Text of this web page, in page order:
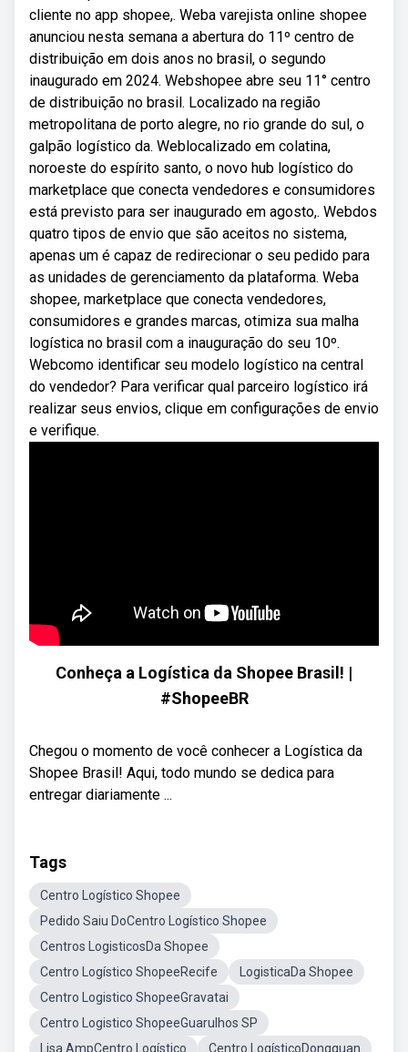
cliente no app shopee,. Weba varejista online shopee
anunciou nesta semana a abertura do 11º centro de
distribuição em dois anos no brasil, o segundo
inaugurado em 2024. Webshopee abre seu 11° centro
de distribuição no brasil. Localizado na região
metropolitana de porto alegre, no rio grande do sul, o
galpão logístico da. Weblocalizado em colatina,
noroeste do espírito santo, o novo hub logístico do
marketplace que conecta vendedores e consumidores
está previsto para ser inaugurado em agosto,. Webdos
quatro tipos de envio que são aceitos no sistema,
apenas um é capaz de redirecionar o seu pedido para
as unidades de gerenciamento da plataforma. Weba
shopee, marketplace que conecta vendedores,
consumidores e grandes marcas, otimiza sua malha
logística no brasil com a inauguração do seu 10º.
Webcomo identificar seu modelo logístico na central
do vendedor? Para verificar qual parceiro logístico irá
realizar seus envios, clique em configurações de envio
e verifique.
Conheça a Logística da Shopee Brasil! |
#ShopeeBR
Chegou o momento de você conhecer a Logística da
Shopee Brasil! Aqui, todo mundo se dedica para
entregar diariamente ...
Tags
Centro Logístico Shopee
Pedido Saiu DoCentro Logístico Shopee
Centros LogisticosDa Shopee
Centro Logístico ShopeeRecife
LogisticaDa Shopee
Centro Logistico ShopeeGravatai
Centro Logistico ShopeeGuarulhos SP
Lisa AmpCentro Logístico
Centro LogísticoDongguan